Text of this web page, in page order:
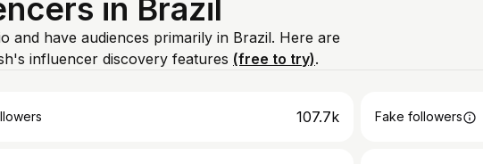
in Brazil
have audiences primarily in Brazil. Here are
influencer discovery features (free to try).
107.7k Fake followers